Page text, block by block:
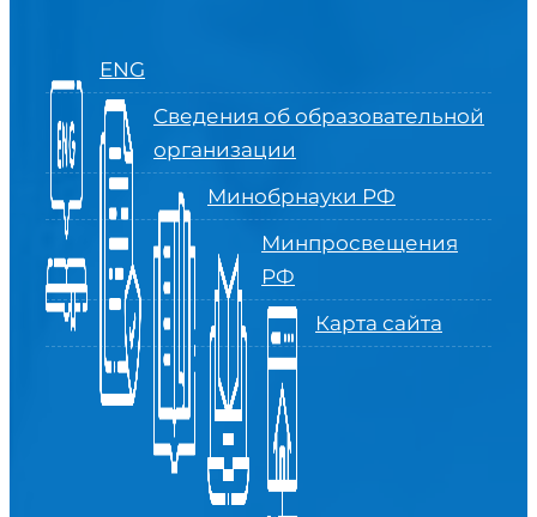
ENG
Сведения об образовательной
организации
Минобрнауки РФ
Минпросвещения
РФ
Карта сайта